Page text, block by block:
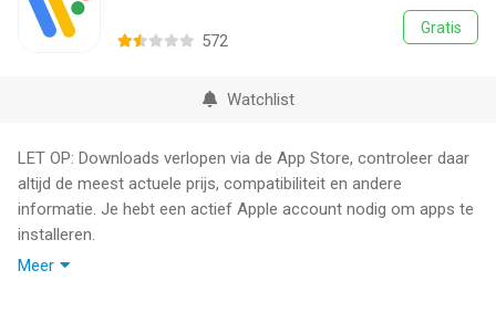
Gratis
572
Watchlist
LET OP: Downloads verlopen via de App Store, controleer daar
altijd de meest actuele prijs, compatibiliteit en andere
informatie. Je hebt een actief Apple account nodig om apps te
installeren.
Meer